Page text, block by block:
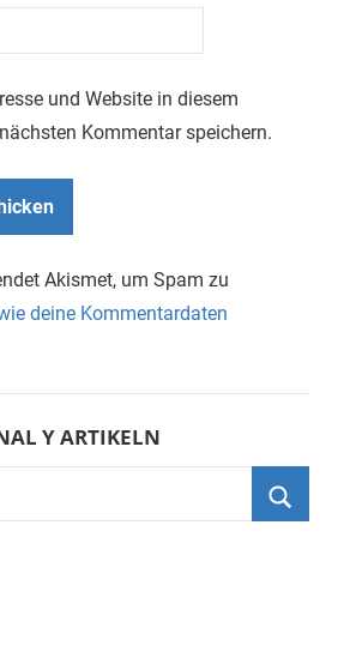
und Website in diesem
Kommentar speichern.
Akismet, um Spam zu
deine Kommentardaten
Y ARTIKELN